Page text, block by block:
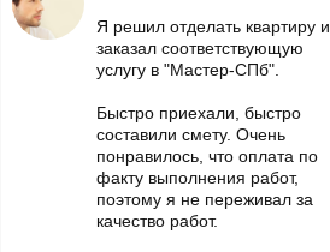
Я решил отделать квартиру и
заказал соответствующую
услугу в "Мастер-СПб".
Быстро приехали, быстро
составили смету. Очень
понравилось, что оплата по
факту выполнения работ,
поэтому я не переживал за
качество работ.